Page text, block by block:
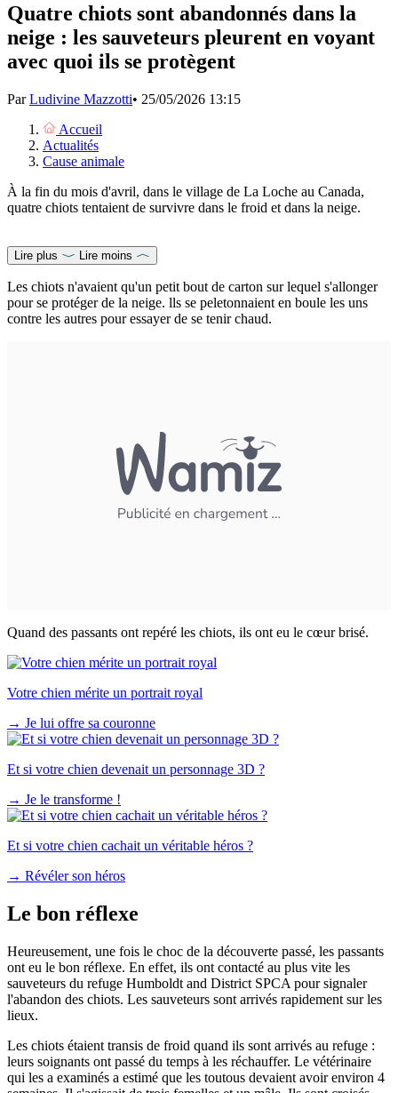
Quatre chiots sont abandonnés dans la
neige : les sauveteurs pleurent en voyant
avec quoi ils se protègent
ParLudivine Mazzotti• 25/05/2026 13:15
Accueil
Actualités
Cause animale
À la fin du mois d'avril, dans le village de La Loche au Canada,
quatre chiots tentaient de survivre dans le froid et dans la neige.
Lire plus Lire moins
Les chiots n'avaient qu'un petit bout de carton sur lequel s'allonger
pour se protéger de la neige. lls se peletonnaient en boule les uns
contre les autres pour essayer de se tenir chaud.
Quand des passants ont repéré les chiots, ils ont eu le cœur brisé.
Votre chien mérite un portrait royal
→ Je lui offre sa couronne
Et si votre chien devenait un personnage 3D ?
→ Je le transforme !
Et si votre chien cachait un véritable héros ?
→ Révéler son héros
Le bon réflexe
Heureusement, une fois le choc de la découverte passé, les passants
ont eu le bon réflexe. En effet, ils ont contacté au plus vite les
sauveteurs du refuge Humboldt and District SPCA pour signaler
l'abandon des chiots. Les sauveteurs sont arrivés rapidement sur les
lieux.
Les chiots étaient transis de froid quand ils sont arrivés au refuge :
leurs soignants ont passé du temps à les réchauffer. Le vétérinaire
qui les a examinés a estimé que les toutous devaient avoir environ 4